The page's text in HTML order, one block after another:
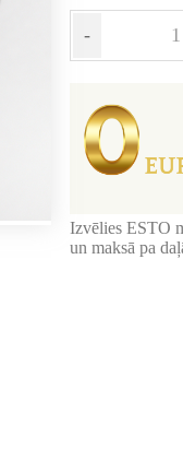
-
Izvēlies ESTO
un maksā pa